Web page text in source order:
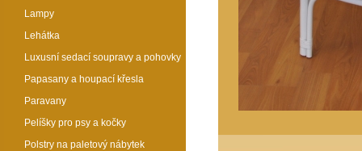
Lampy
Lehátka
Luxusní sedací soupravy a pohovky
Papasany a houpací křesla
Paravany
Pelíšky pro psy a kočky
Polstry na paletový nábytek